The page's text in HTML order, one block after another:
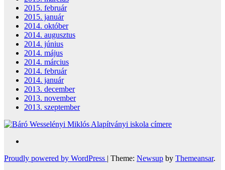
2015. február
2015. január
2014. október
2014. augusztus
2014. június
2014. május
2014. március
2014. február
2014. január
2013. december
2013. november
2013. szeptember
Proudly powered by WordPress | Theme: Newsup by Themeansar.